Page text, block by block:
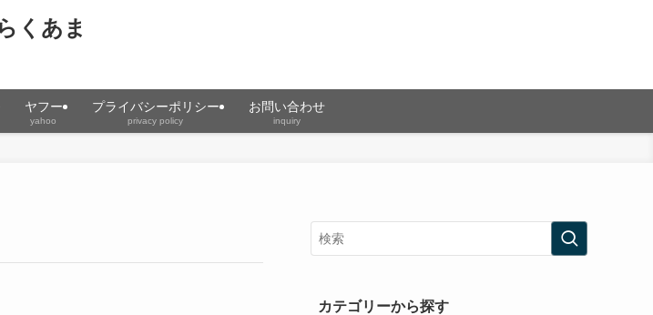
らくあま
ヤフー
yahoo
プライバシーポリシー
privacy policy
お問い合わせ
inquiry
カテゴリーから探す